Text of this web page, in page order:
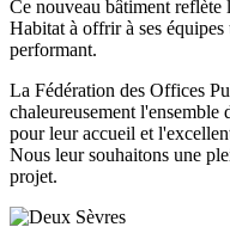
Ce nouveau bâtiment
Habitat à offrir à ses
performant.
La Fédération des Offices
chaleureusement l'ensemble
pour leur accueil et
Nous leur souhaitons une
projet.